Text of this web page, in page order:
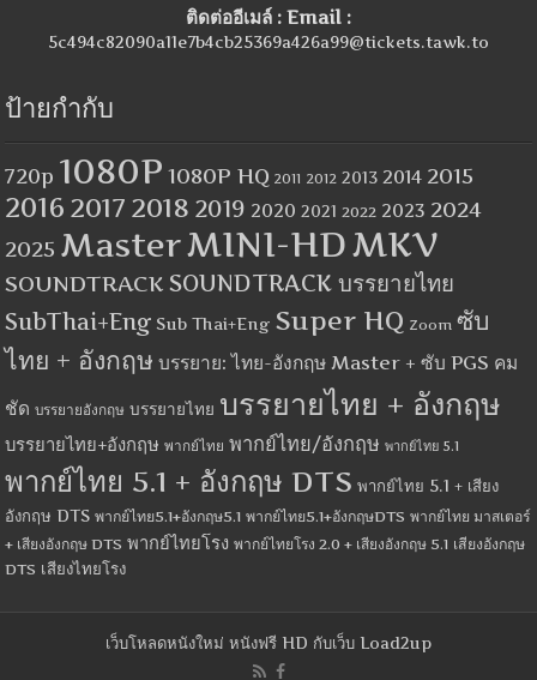
ติดต่ออีเมล์ : Email :
5c494c82090a11e7b4cb25369a426a99@tickets.tawk.to
ป้ายกำกับ
720p 1080P 1080P HQ 2011 2012 2013 2014 2015
2016 2017 2018 2019 2020 2021 2022 2023 2024
2025 MasterMINI-HDMKV
SOUNDTRACK SOUNDTRACK บรรยายไทย
SubThai+Eng Sub Thai+Eng Super HQ Zoom ซับ
ไทย + อังกฤษ บรรยาย: ไทย-อังกฤษ Master + ซับ PGS คม
ชัด บรรยายอังกฤษ บรรยายไทย บรรยายไทย + อังกฤษ
บรรยายไทย+อังกฤษ พากย์ไทย พากย์ไทย/อังกฤษ พากย์ไทย 5.1
พากย์ไทย 5.1 + อังกฤษ DTS พากย์ไทย 5.1 + เสียง
อังกฤษ DTS พากย์ไทย5.1+อังกฤษ5.1 พากย์ไทย5.1+อังกฤษDTS พากย์ไทย มาสเตอร์
+ เสียงอังกฤษ DTS พากย์ไทยโรง พากย์ไทยโรง 2.0 + เสียงอังกฤษ 5.1 เสียงอังกฤษ
DTS เสียงไทยโรง
เว็บโหลดหนังใหม่ หนังฟรี HD กับเว็บ Load2up